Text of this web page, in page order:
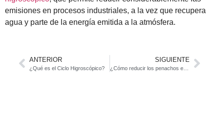
emisiones en procesos industriales, a la vez que recupera
agua y parte de la energía emitida a la atmósfera.
ANTERIOR
¿Qué es el Ciclo Higroscópico?
SIGUIENTE
¿Cómo reducir los penachos en la industria? Nuevas tecnologías para reducir la contaminación en el sector industrial